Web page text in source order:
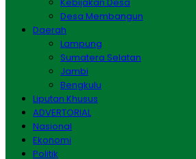
Desa Membangun
Daerah
Lampung
Sumatera Selatan
Jambi
Bengkulu
Liputan Khusus
ADVERTORIAL
Nasional
Ekonomi
Politik